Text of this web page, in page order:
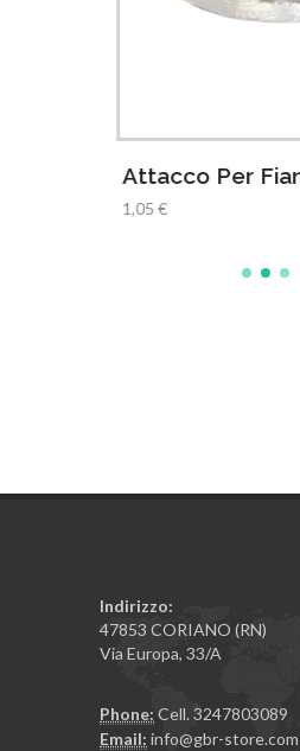
Attacco Per
1,05 €
Indirizzo:
47853 CORIANO (RN)
Via Europa, 33/A
Phone: Cell. 3247803089
Email: info@gbr-store.com